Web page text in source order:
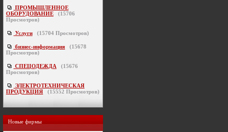
ПРОМЫШЛЕННОЕ
ОБОРУДОВАНИЕ
(15706
Просмотров)
Услуги (15704 Просмотров)
бизнес-информация (15678
Просмотров)
СПЕЦОДЕЖДА (15676
Просмотров)
ЭЛЕКТРОТЕХНИЧЕСКАЯ
ПРОДУКЦИЯ
(15552 Просмотров)
Новые фирмы